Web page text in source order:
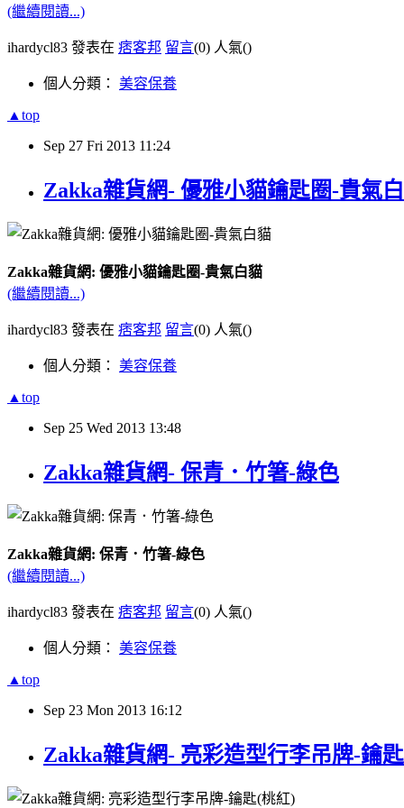
(繼續閱讀...)
ihardycl83 發表在 痞客邦 留言(0) 人氣()
個人分類： 美容保養
▲top
Sep 27 Fri 2013 11:24
Zakka雜貨網- 優雅小貓鑰匙圈-貴氣
Zakka雜貨網: 優雅小貓鑰匙圈-貴氣白貓
(繼續閱讀...)
ihardycl83 發表在 痞客邦 留言(0) 人氣()
個人分類： 美容保養
▲top
Sep 25 Wed 2013 13:48
Zakka雜貨網- 保青．竹箸-綠色
Zakka雜貨網: 保青．竹箸-綠色
(繼續閱讀...)
ihardycl83 發表在 痞客邦 留言(0) 人氣()
個人分類： 美容保養
▲top
Sep 23 Mon 2013 16:12
Zakka雜貨網- 亮彩造型行李吊牌-鑰